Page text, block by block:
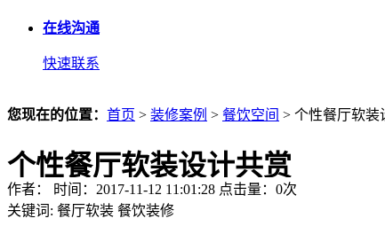
在线沟通
快速联系
您现在的位置： 首页 > 装修案例 > 餐饮空间 > 个性餐厅软装
个性餐厅软装设计共赏
作者： 时间：2017-11-12 11:01:28 点击量： 0次
关键词: 餐厅软装 餐饮装修